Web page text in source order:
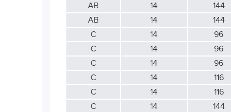
АВ
14 144
АВ
14 144
С
14 96
С
14 96
С
14 96
С
14 116
С
14 116
С
14 144